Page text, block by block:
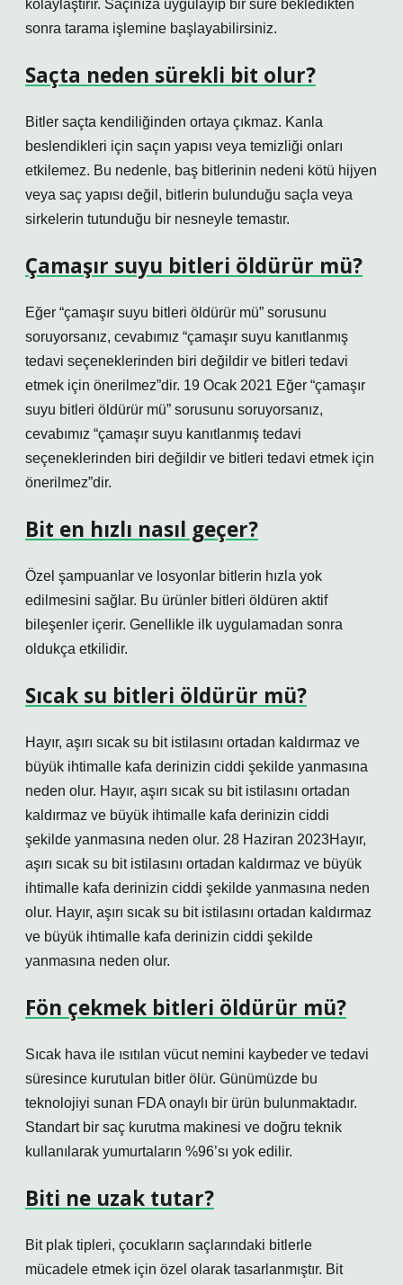
kolaylaştırır. Saçınıza uygulayıp bir süre bekledikten
sonra tarama işlemine başlayabilirsiniz.
Saçta neden sürekli bit olur?
Bitler saçta kendiliğinden ortaya çıkmaz. Kanla
beslendikleri için saçın yapısı veya temizliği onları
etkilemez. Bu nedenle, baş bitlerinin nedeni kötü hijyen
veya saç yapısı değil, bitlerin bulunduğu saçla veya
sirkelerin tutunduğu bir nesneyle temastır.
Çamaşır suyu bitleri öldürür mü?
Eğer “çamaşır suyu bitleri öldürür mü” sorusunu
soruyorsanız, cevabımız “çamaşır suyu kanıtlanmış
tedavi seçeneklerinden biri değildir ve bitleri tedavi
etmek için önerilmez”dir. 19 Ocak 2021 Eğer “çamaşır
suyu bitleri öldürür mü” sorusunu soruyorsanız,
cevabımız “çamaşır suyu kanıtlanmış tedavi
seçeneklerinden biri değildir ve bitleri tedavi etmek için
önerilmez”dir.
Bit en hızlı nasıl geçer?
Özel şampuanlar ve losyonlar bitlerin hızla yok
edilmesini sağlar. Bu ürünler bitleri öldüren aktif
bileşenler içerir. Genellikle ilk uygulamadan sonra
oldukça etkilidir.
Sıcak su bitleri öldürür mü?
Hayır, aşırı sıcak su bit istilasını ortadan kaldırmaz ve
büyük ihtimalle kafa derinizin ciddi şekilde yanmasına
neden olur. Hayır, aşırı sıcak su bit istilasını ortadan
kaldırmaz ve büyük ihtimalle kafa derinizin ciddi
şekilde yanmasına neden olur. 28 Haziran 2023Hayır,
aşırı sıcak su bit istilasını ortadan kaldırmaz ve büyük
ihtimalle kafa derinizin ciddi şekilde yanmasına neden
olur. Hayır, aşırı sıcak su bit istilasını ortadan kaldırmaz
ve büyük ihtimalle kafa derinizin ciddi şekilde
yanmasına neden olur.
Fön çekmek bitleri öldürür mü?
Sıcak hava ile ısıtılan vücut nemini kaybeder ve tedavi
süresince kurutulan bitler ölür. Günümüzde bu
teknolojiyi sunan FDA onaylı bir ürün bulunmaktadır.
Standart bir saç kurutma makinesi ve doğru teknik
kullanılarak yumurtaların %96’sı yok edilir.
Biti ne uzak tutar?
Bit plak tipleri, çocukların saçlarındaki bitlerle
mücadele etmek için özel olarak tasarlanmıştır. Bit